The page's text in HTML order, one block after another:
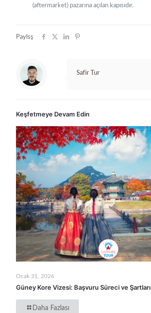
(aftermarket) pazarına açılan kapısıdır.
Paylsş
Safir Tur
Keşfetmeye Devam Edin
Ocak 31, 2026
Güney Kore Vizesi: Başvuru Süreci ve Şartları
Daha Fazlası